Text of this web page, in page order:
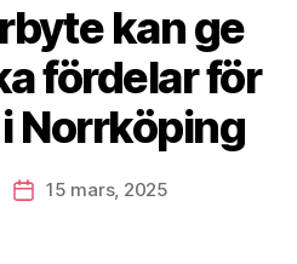
kan ge
fördelar för
Norrköping
Inläggsdatum
15 mars, 2025